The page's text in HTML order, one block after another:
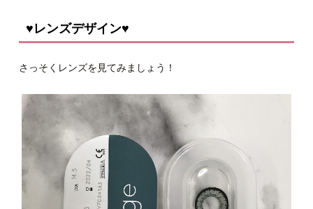
♥レンズデザイン♥
さっそくレンズを見てみましょう！